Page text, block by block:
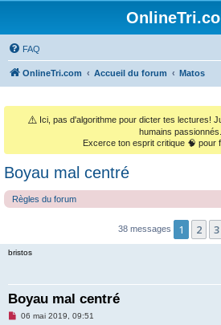
FAQ
OnlineTri.com Accueil du forum Matos
⚠️ Ici, pas d'algorithme pour dicter tes lectures!
humains passionnés.
Excerce ton esprit critique 🧠 pour
Boyau mal centré
Règles du forum
38 messages 1 2 3
bristos
Boyau mal centré
M06 mai 2019, 09:51